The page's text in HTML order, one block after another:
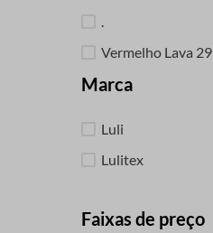
.
Vermelho Lava 29
Verde Pistache 44
Marca
Luli
Lulitex
Faixas de preço